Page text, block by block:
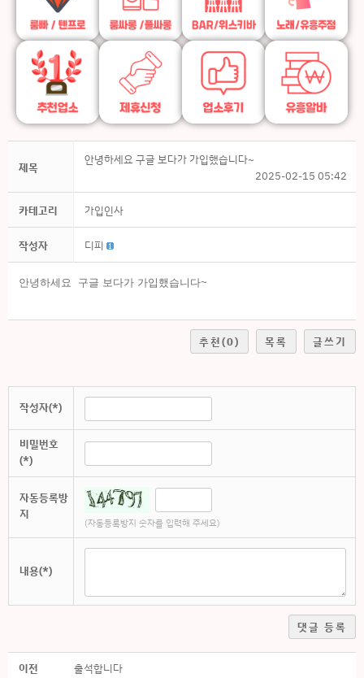
제목
안녕하세요 구글 보다가 가입했습니다~
2025-02-15 05:42
카테고리 가입인사
작성자 디피
안녕하세요 구글 보다가 가입했습니다~
추천(0) 목록 글쓰기
작성자(*)
비밀번호
(*)
자동등록방
지
(자동등록방지 숫자를 입력해 주세요)
내용(*)
댓글 등록
이전 출석합니다